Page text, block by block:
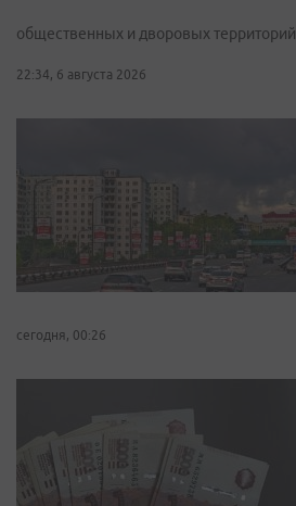
общественных и дворовых территорий
22:34, 6 августа 2026
сегодня, 00:26